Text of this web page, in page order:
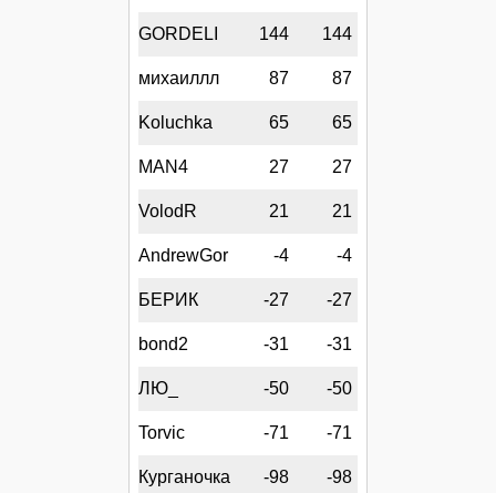
GORDELI 144 144
михаиллл 87 87
Koluchka 65 65
MAN4 27 27
VolodR 21 21
AndrewGor -4 -4
БЕРИК -27 -27
bond2 -31 -31
ЛЮ_ -50 -50
Torvic -71 -71
Курганочка -98 -98